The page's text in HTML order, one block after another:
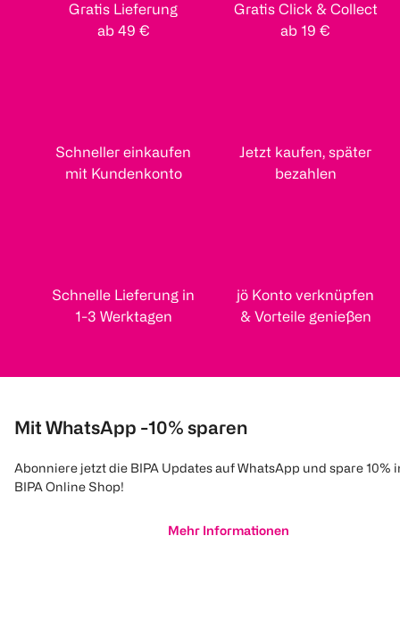
Gratis Lieferung
ab 49 €
Gratis Click & Collect
ab 19 €
Schneller einkaufen
mit Kundenkonto
Jetzt kaufen, später
bezahlen
Schnelle Lieferung in
1-3 Werktagen
jö Konto verknüpfen
& Vorteile genießen
Mit WhatsApp -10% sparen
Abonniere jetzt die BIPA Updates auf WhatsApp und spare 10%
BIPA Online Shop!
Mehr Informationen